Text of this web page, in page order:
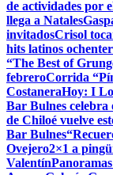
de actividades por
llega a Natales
invitadosCrisol
hits latinos
“The Best of
febreroCorrida
CostaneraHoy: I
Bar Bulnes celebra
de Chiloé vuelve
Bar Bulnes
Ovejero2×1 a
Valentín